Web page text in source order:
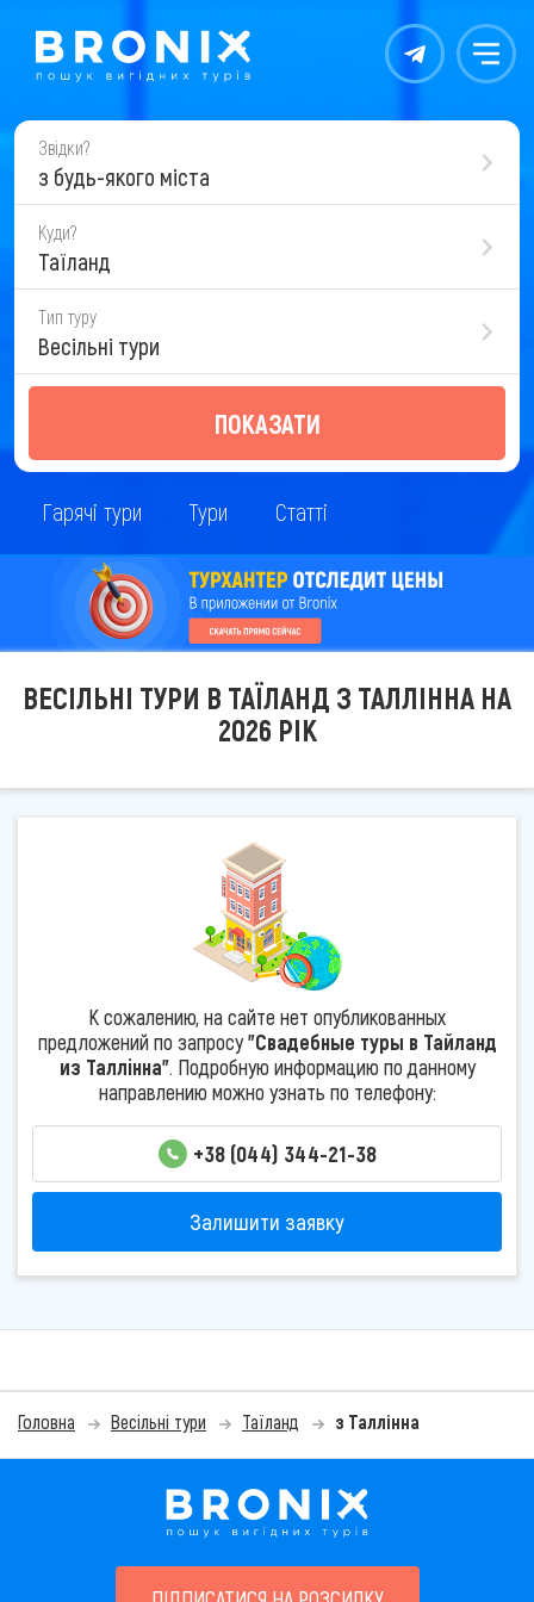
Контакты Меню
Звідки?
з будь-якого міста
Куди?
Таїланд
Тип туру
Весільні тури
ПОКАЗАТИ
Гарячі тури Тури Статті
ВЕСІЛЬНІ ТУРИ В ТАЇЛАНД З ТАЛЛІННА НА
2026 РІК
К сожалению, на сайте нет опубликованных
предложений по запросу"Свадебные туры в Тайланд
из Таллінна". Подробную информацию по данному
направлению можно узнать по телефону:
+38 (044) 344-21-38
Залишити заявку
Головна Весільні тури Таїланд з Таллінна